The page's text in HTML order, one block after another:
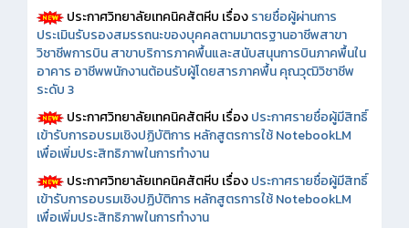
ประกาศวิทยาลัยเทคนิคสัตหีบ เรื่องรายชื่อผู้ผ่านการ
ประเมินรับรองสมรรถนะของบุคคลตามมาตรฐานอาชีพสาขา
วิชาชีพการบิน สาขาบริการภาคพื้นและสนับสนุนการบินภาคพื้นใน
อาคาร อาชีพพนักงานต้อนรับผู้โดยสารภาคพื้น คุณวุฒิวิชาชีพ
ระดับ 3
ประกาศวิทยาลัยเทคนิคสัตหีบ เรื่องประกาศรายชื่อผู้มีสิทธิ์
เข้ารับการอบรมเชิงปฏิบัติการ หลักสูตรการใช้ NotebookLM
เพื่อเพิ่มประสิทธิภาพในการทำงาน
ประกาศวิทยาลัยเทคนิคสัตหีบ เรื่องประกาศรายชื่อผู้มีสิทธิ์
เข้ารับการอบรมเชิงปฏิบัติการ หลักสูตรการใช้ NotebookLM
เพื่อเพิ่มประสิทธิภาพในการทำงาน